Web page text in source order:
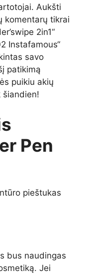
Aukšti
komentarų tikrai
2in1“
Instafamous“
savo
patikimą
puikiu akių
šiandien!
Pen
bus naudingas
Jei